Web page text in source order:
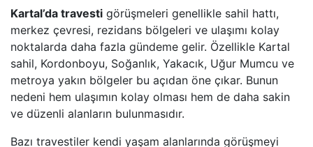
Kartal’da travesti görüşmeleri genellikle sahil hattı,
merkez çevresi, rezidans bölgeleri ve ulaşımı kolay
noktalarda daha fazla gündeme gelir. Özellikle Kartal
sahil, Kordonboyu, Soğanlık, Yakacık, Uğur Mumcu ve
metroya yakın bölgeler bu açıdan öne çıkar. Bunun
nedeni hem ulaşımın kolay olması hem de daha sakin
ve düzenli alanların bulunmasıdır.
Bazı travestiler kendi yaşam alanlarında görüşmeyi